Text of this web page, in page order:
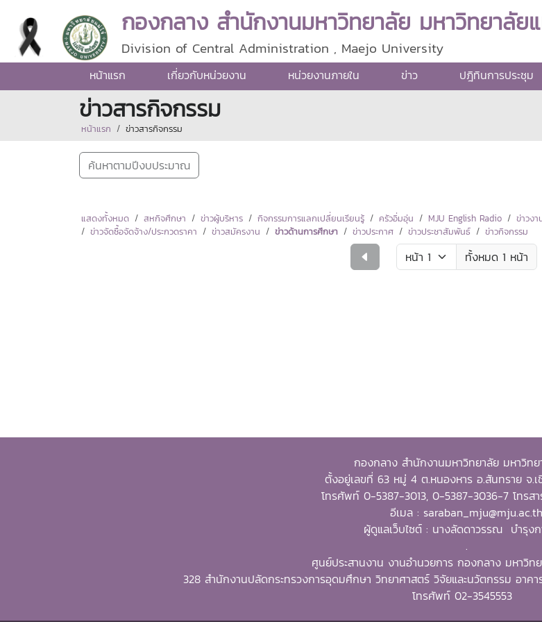
กองกลาง สำนักงานมหาวิทยาลัย มหาวิทยาลัย
Division of Central Administration , Maejo University
หน้าแรก เกี่ยวกับหน่วยงาน หน่วยงานภายใน ข่าว ปฎิทินการประชุม
ข่าวสารกิจกรรม
หน้าแรก ข่าวสารกิจกรรม
ค้นหาตามปีงบประมาณ
แสดงทั้งหมด สหกิจศึกษา ข่าวผู้บริหาร กิจกรรมการแลกเปลี่ยนเรียนรู้ ครัวอิ่มอุ่น MJU English Radio ข่าวงา
ข่าวจัดซื้อจัดจ้าง/ประกวดราคา
ข่าวสมัครงาน ข่าวด้านการศึกษา ข่าวประกาศ ข่าวประชาสัมพันธ์ ข่าวกิจกรรม
ทั้งหมด 1 หน้า
กองกลาง สำนักงานมหาวิทยาลัย มหาวิทย
ตั้งอยู่เลขที่ 63 หมู่ 4 ต.หนองหาร อ.สันทราย จ.เ
โทรศัพท์ 0-5387-3013, 0-5387-3036-7 โทรส
อีเมล : saraban_mju@mju.ac.th
ผู้ดูแลเว็บไซต์ : นางลัดดาวรรณ บำรุง
.
ศูนย์ประสานงาน งานอำนวยการ กองกลาง มหาวิทย
328 สำนักงานปลัดกระทรวงการอุดมศึกษา วิทยาศาสตร์ วิจัยและนวัตกรรม อา
โทรศัพท์ 02-3545553